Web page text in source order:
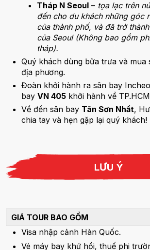
Tháp N Seoul – tọa lạc trên
đến cho du khách những góc
của thành phố, và đã trở
của Seoul (Không bao gồm
tháp).
Quý khách dùng bữa trưa và mua
địa phương.
Đoàn khởi hành ra sân bay
bay VN 405 khởi hành về
Về đến sân bay Tân Sơn Nhất,
chia tay và hẹn gặp lại quý khách!
LƯU Ý
GIÁ TOUR BAO GỒM
Visa nhập cảnh Hàn Quốc.
Vé máy bay khứ hồi, thuế phi